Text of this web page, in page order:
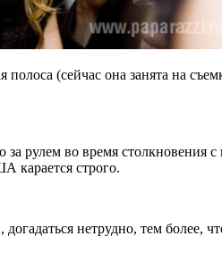
(сейчас она занята на
рулем во время
карается строго.
нетрудно, тем